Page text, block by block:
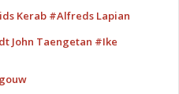
Kerab #Alfreds Lapian
John Taengetan #Ike